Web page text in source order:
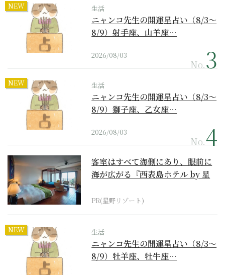
NEW 生活
ニャンコ先生の開運星占い（8/3～
8/9）射手座、山羊座…
2026/08/03
No.
NEW 生活
ニャンコ先生の開運星占い（8/3～
8/9）獅子座、乙女座…
2026/08/03
No.
客室はすべて海側にあり、眼前に
海が広がる『西表島ホテル by 星
PR(星野リゾート)
NEW 生活
ニャンコ先生の開運星占い（8/3～
8/9）牡羊座、牡牛座…